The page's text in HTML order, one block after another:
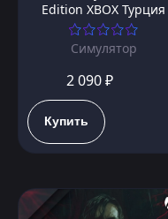
Edition XBOX Турция
Симулятор
2 090 ₽
Купить